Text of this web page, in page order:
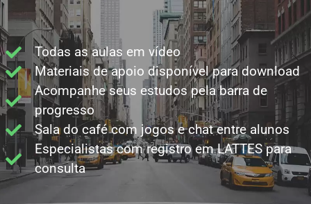
Todas as aulas em vídeo
Materiais de apoio disponível para download
Acompanhe seus estudos pela barra de
progresso
Sala do café com jogos e chat entre alunos
Especialistas com registro em LATTES para
consulta